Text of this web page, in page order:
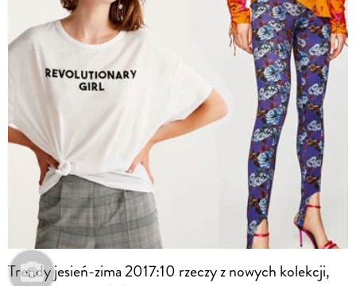
Trendy jesień-zima 2017:10 rzeczy z nowych kolekcji,